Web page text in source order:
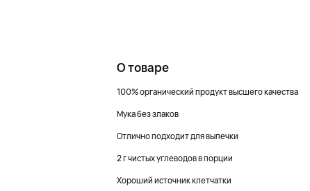
О товаре
100% органический продукт высшего качества
Мука без злаков
Отлично подходит для выпечки
2 г чистых углеводов в порции
Хороший источник клетчатки